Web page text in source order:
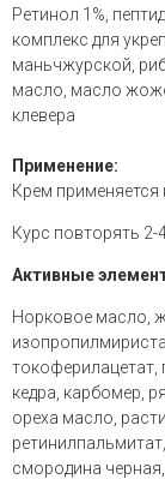
Ретинол 1%,
комплекс для
маньчжурской,
масло, масло
клевера
Применение:
Крем применяется
Курс повторять 2-
Активные
Норковое масло,
кедра, карбомер,
ореха масло,
смородина